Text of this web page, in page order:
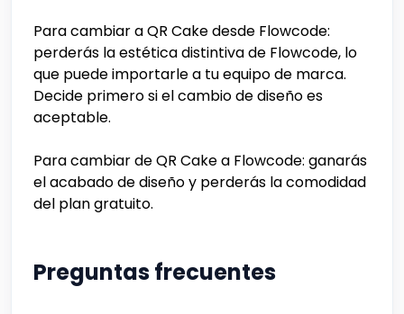
Para cambiar a QR Cake desde Flowcode:
perderás la estética distintiva de Flowcode, lo
que puede importarle a tu equipo de marca.
Decide primero si el cambio de diseño es
aceptable.
Para cambiar de QR Cake a Flowcode: ganarás
el acabado de diseño y perderás la comodidad
del plan gratuito.
Preguntas frecuentes